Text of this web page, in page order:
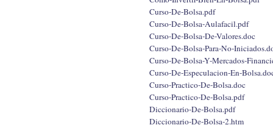
Curso-De-Bolsa.pdf
Curso-De-Bolsa-Aulafacil.pdf
Curso-De-Bolsa-De-Valores.doc
Curso-De-Bolsa-Para-No-
Curso-De-Bolsa-Y-Mercados-
Curso-De-Especulacion-En-
Curso-Practico-De-Bolsa.doc
Curso-Practico-De-Bolsa.pdf
Diccionario-De-Bolsa.pdf
Diccionario-De-Bolsa-2.htm